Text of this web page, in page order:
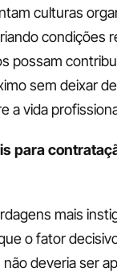
culturas
condições
possam
sem deixar
a vida
para
mais
o fator
deveria ser